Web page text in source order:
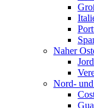
Naher
Nord-